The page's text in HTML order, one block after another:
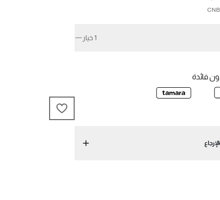
1 خيار
فائدة